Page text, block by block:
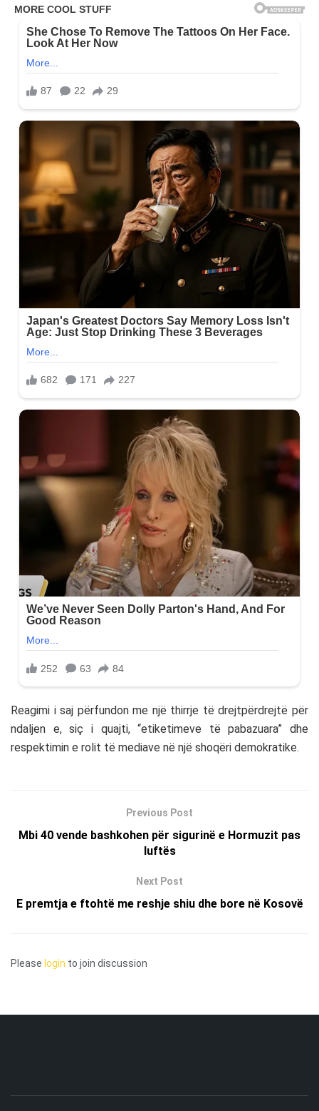
Reagimi i saj përfundon me një thirrje të drejtpërdrejtë për
ndaljen e, siç i quajti, “etiketimeve të pabazuara” dhe
respektimin e rolit të mediave në një shoqëri demokratike.
Previous Post
Mbi 40 vende bashkohen për sigurinë e Hormuzit pas
luftës
Next Post
E premtja e ftohtë me reshje shiu dhe bore në Kosovë
Please login to join discussion